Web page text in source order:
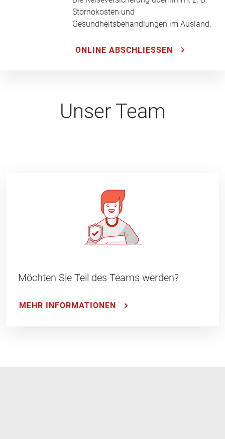
Stornokosten und
Gesundheitsbehandlungen im Ausland.
ONLINE ABSCHLIESSEN
Unser Team
Möchten Sie Teil des Teams werden?
MEHR INFORMATIONEN